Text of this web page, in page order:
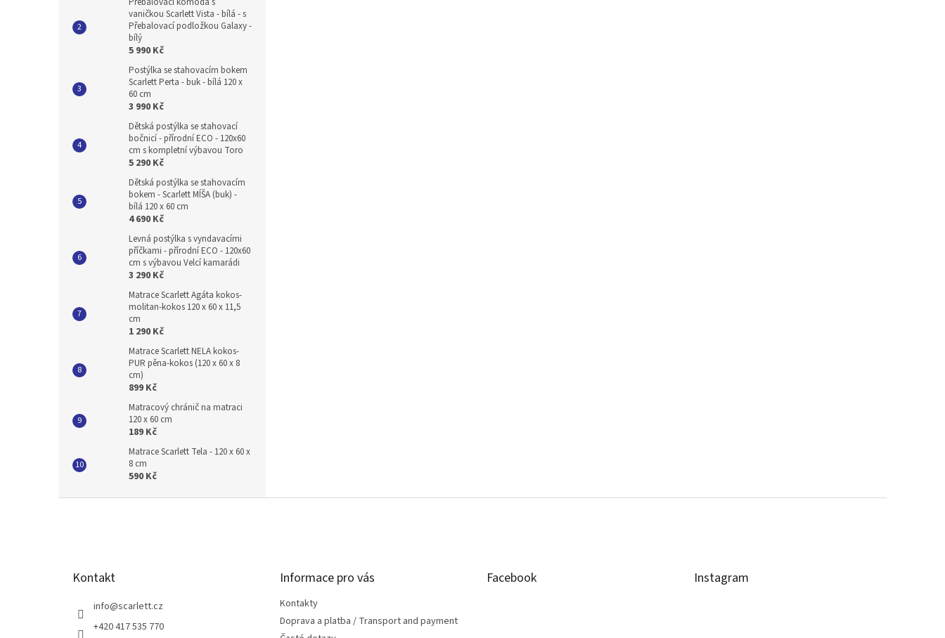
vaničkou Scarlett Vista - bílá - s
Přebalovací podložkou Galaxy -
bílý
5 990 Kč
Postýlka se stahovacím bokem
Scarlett Perta - buk - bílá 120 x
60 cm
3 990 Kč
Dětská postýlka se stahovací
bočnicí - přírodní ECO - 120x60
cm s kompletní výbavou Toro
5 290 Kč
Dětská postýlka se stahovacím
bokem - Scarlett MÍŠA (buk) -
bílá 120 x 60 cm
4 690 Kč
Levná postýlka s vyndavacími
příčkami - přírodní ECO - 120x60
cm s výbavou Velcí kamarádi
3 290 Kč
Matrace Scarlett Agáta kokos-
molitan-kokos 120 x 60 x 11,5
cm
1 290 Kč
Matrace Scarlett NELA kokos-
PUR pěna-kokos (120 x 60 x 8
cm)
899 Kč
Matracový chránič na matraci
120 x 60 cm
189 Kč
Matrace Scarlett Tela - 120 x 60 x
8 cm
590 Kč
Kontakt
info@scarlett.cz
+420 417 535 770
Informace pro vás
Kontakty
Doprava a platba / Transport and payment
Facebook Instagram